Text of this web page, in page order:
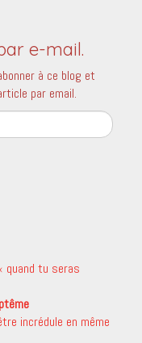
e-mail.
à ce blog et
par email.
quand tu seras
incrédule en même